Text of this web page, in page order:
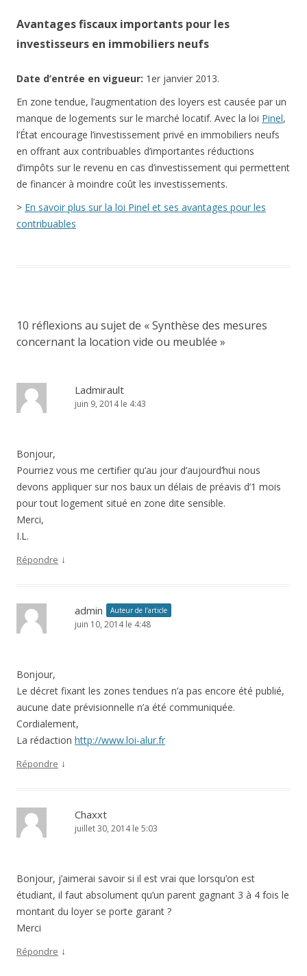
Avantages fiscaux importants pour les
investisseurs en immobiliers neufs
Date d’entrée en vigueur: 1er janvier 2013.
En zone tendue, l’augmentation des loyers est causée par un
manque de logements sur le marché locatif. Avec la loi Pinel,
l’État encourage l’investissement privé en immobiliers neufs
en offrant aux contribuables d’importantes réductions
d’impôts sur le revenu en cas d’investissement qui permettent
de financer à moindre coût les investissements.
> En savoir plus sur la loi Pinel et ses avantages pour les
contribuables
10 réflexions au sujet de «Synthèse des mesures
concernant la location vide ou meublée »
Ladmirault
juin 9, 2014 le 4:43
Bonjour,
Pourriez vous me certifier qu’au jour d’aujourd’hui nous
devons appliquer sur nos baux un délais de préavis d’1 mois
pour tout logement situé en zone dite sensible.
Merci,
I.L.
Répondre ↓
admin Auteur de l’article
juin 10, 2014 le 4:48
Bonjour,
Le décret fixant les zones tendues n’a pas encore été publié,
aucune date prévisionnelle n’a été communiquée.
Cordialement,
La rédaction http://www.loi-alur.fr
Répondre ↓
Chaxxt
juillet 30, 2014 le 5:03
Bonjour, j’aimerai savoir si il est vrai que lorsqu’on est
étudiant, il faut absolument qu’un parent gagnant 3 à 4 fois le
montant du loyer se porte garant ?
Merci
Répondre ↓